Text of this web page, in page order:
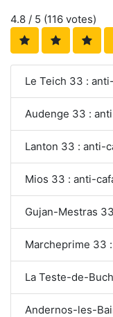
4.8 / 5 (116 votes)
Le Teich 33 :
Audenge 33 :
Lanton 33 : anti-
Mios 33 : anti-
Gujan-Mestras
Marcheprime 33
La Teste-de-
Andernos-les-